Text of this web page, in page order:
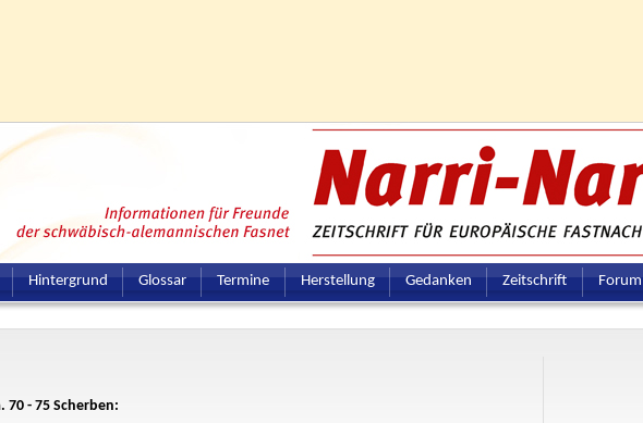
Hintergrund Glossar Termine Herstellung Gedanken Zeitschrift Forum
70 - 75 Scherben: